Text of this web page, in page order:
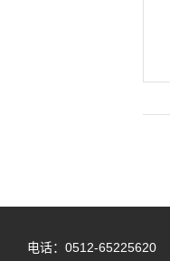
电话：0512-65225620